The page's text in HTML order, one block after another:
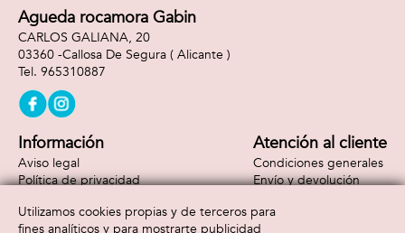
Agueda rocamora Gabin
CARLOS GALIANA, 20
03360 -Callosa De Segura ( Alicante )
965310887
Información
Aviso legal
Política de privacidad
Atención al cliente
Condiciones generales
Envío y devolución
Formas de pago
Utilizamos cookies propias y de terceros para
fines analíticos y para mostrarte publicidad